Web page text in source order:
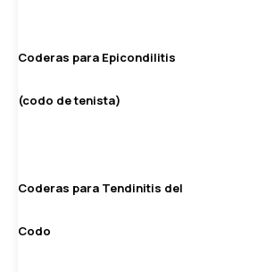
Coderas para Epicondilitis
(codo de tenista)
Coderas para Tendinitis del
Codo